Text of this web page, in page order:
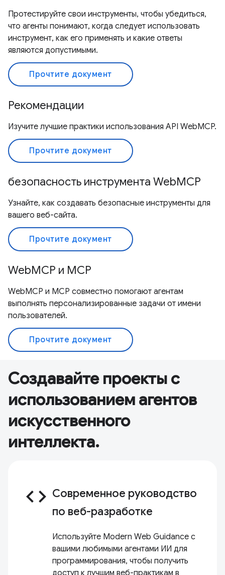
Протестируйте свои инструменты, чтобы убедиться,
что агенты понимают, когда следует использовать
инструмент, как его применять и какие ответы
являются допустимыми.
Прочтите документ
Рекомендации
Изучите лучшие практики использования API WebMCP.
Прочтите документ
безопасность инструмента WebMCP
Узнайте, как создавать безопасные инструменты для
вашего веб-сайта.
Прочтите документ
WebMCP и MCP
WebMCP и MCP совместно помогают агентам
выполнять персонализированные задачи от имени
пользователей.
Прочтите документ
Создавайте проекты с
использованием агентов
искусственного
интеллекта.
code Современное руководство
по веб-разработке
Используйте Modern Web Guidance с
вашими любимыми агентами ИИ для
программирования, чтобы получить
доступ к лучшим веб-практикам в